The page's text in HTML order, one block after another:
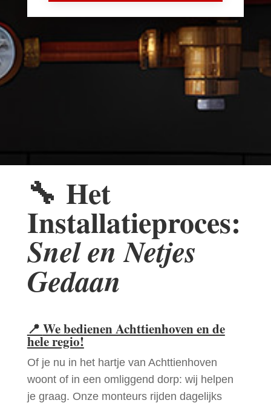
🔧 Het
Installatieproces:
Snel en Netjes
Gedaan
📍 We bedienen Achttienhoven en de
hele regio!
Of je nu in het hartje van Achttienhoven
woont of in een omliggend dorp: wij helpen
je graag. Onze monteurs rijden dagelijks